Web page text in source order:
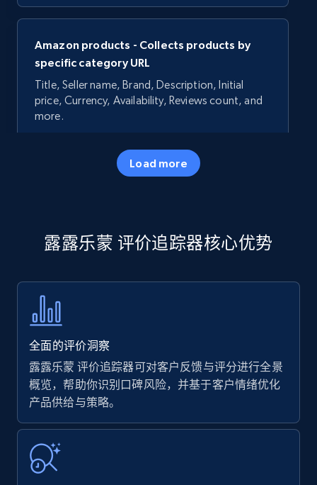
Amazon products - Collects products by
specific category URL
Title, Seller name, Brand, Description, Initial
price, Currency, Availability, Reviews count, and
more.
5.7K+
specific keywords
price, Currency, Availability, Reviews count, and
more.
Amazon products - find products by using
upc numbers
Title, Seller name, Brand, Description, Initial
price, Currency, Availability, Reviews count, and
more.
Load more
露露乐蒙 评价追踪器核心优势
全面的评价洞察
露露乐蒙 评价追踪器可对客户反馈与评分进行全景
概览，帮助你识别口碑风险，并基于客户情绪优化
产品供给与策略。